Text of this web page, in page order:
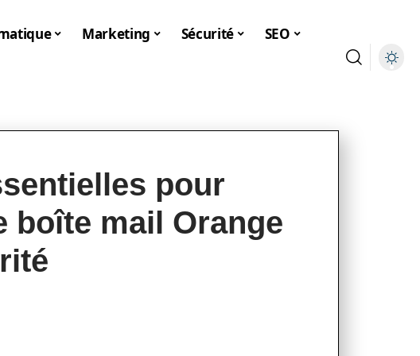
Marketing Sécurité SEO
pour
boîte mail Orange